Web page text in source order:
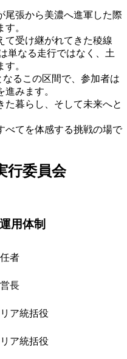
尾張から美濃へ進軍した際
。
て受け継がれてきた稜線
単なる走行ではなく、土
。
るこの区間で、参加者は
みます。
た暮らし、そして未来へと
べてを体感する挑戦の場で
行委員会
用体制
者
長
ア統括役
ア統括役